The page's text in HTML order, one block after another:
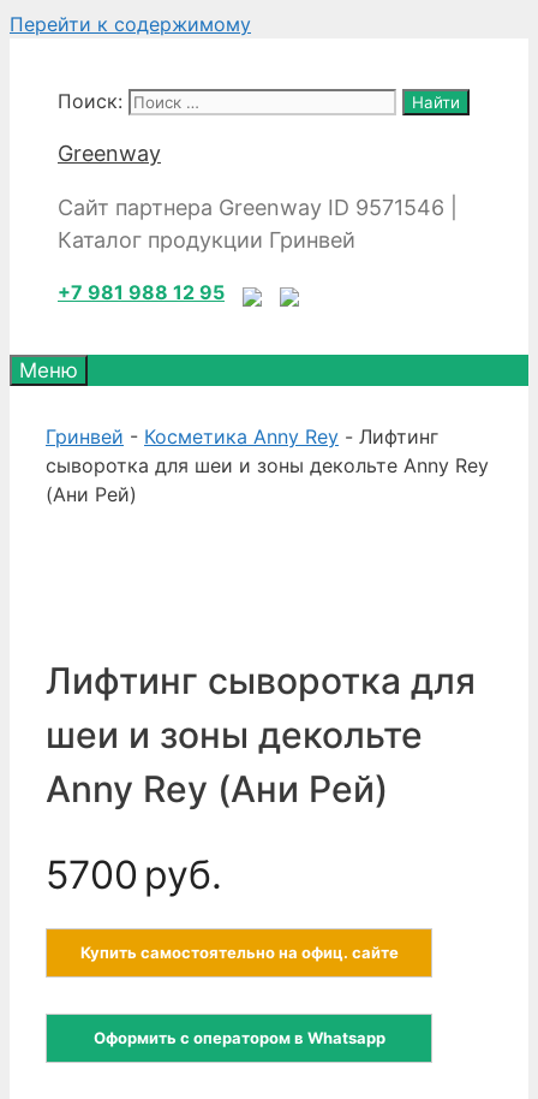
Перейти к содержимому
Поиск:
Greenway
Сайт партнера Greenway ID 9571546 |
Каталог продукции Гринвей
+7 981 988 12 95
Меню
Гринвей - Косметика Anny Rey - Лифтинг
сыворотка для шеи и зоны декольте Anny Rey
(Ани Рей)
Лифтинг сыворотка для
шеи и зоны декольте
Anny Rey (Ани Рей)
5700 руб.
Купить самостоятельно на офиц. сайте
Оформить с оператором в Whatsapp